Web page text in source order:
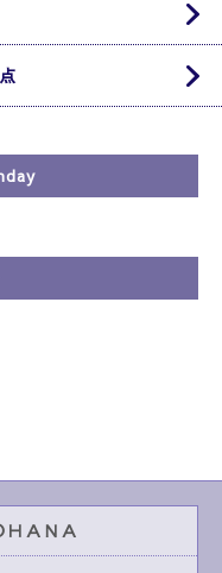
ＨＡＮＡ